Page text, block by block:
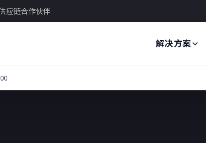
应链合作伙伴
解决方案